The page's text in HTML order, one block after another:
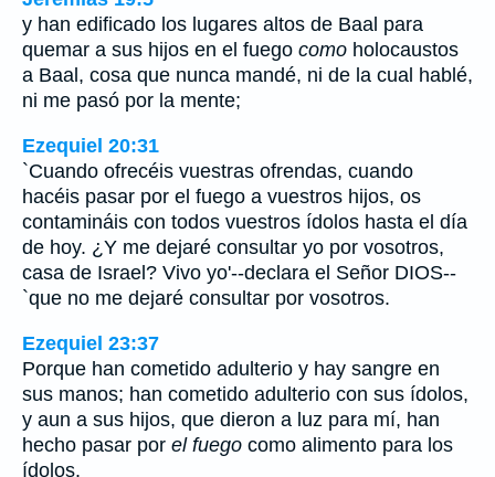
y han edificado los lugares altos de Baal para
quemar a sus hijos en el fuego como holocaustos
a Baal, cosa que nunca mandé, ni de la cual hablé,
ni me pasó por la mente;
Ezequiel 20:31
`Cuando ofrecéis vuestras ofrendas, cuando
hacéis pasar por el fuego a vuestros hijos, os
contamináis con todos vuestros ídolos hasta el día
de hoy. ¿Y me dejaré consultar yo por vosotros,
casa de Israel? Vivo yo'--declara el Señor DIOS--
`que no me dejaré consultar por vosotros.
Ezequiel 23:37
Porque han cometido adulterio y hay sangre en
sus manos; han cometido adulterio con sus ídolos,
y aun a sus hijos, que dieron a luz para mí, han
hecho pasar por el fuego como alimento para los
ídolos.